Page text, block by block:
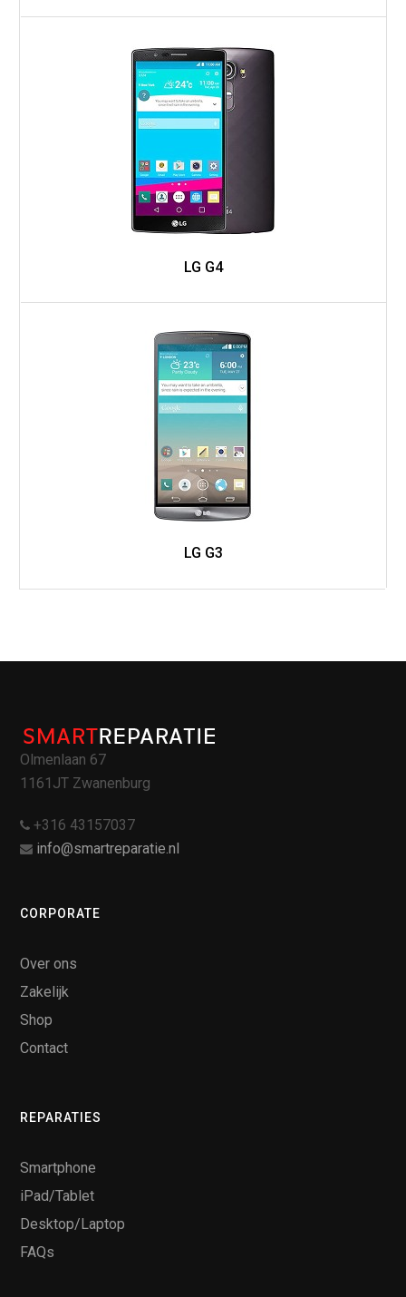
LG G4
LG G3
Olmenlaan 67
1161JT Zwanenburg
+316 43157037
info@smartreparatie.nl
CORPORATE
Over ons
Zakelijk
Shop
Contact
REPARATIES
Smartphone
iPad/Tablet
Desktop/Laptop
FAQs